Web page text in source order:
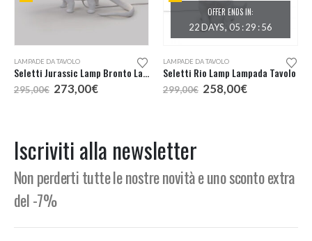
LAMPADE DA TAVOLO
Seletti Jurassic Lamp Bronto Lampada da Tavolo
295,00€ Il
prezzo
273,00€Il
OFFER ENDS IN:
22DAYS 05 :29 :56
LAMPADE DA TAVOLO
Seletti Rio Lamp Lampada Tavolo
299,00€ Il
prezzo
258,00€Il
Iscriviti alla newsletter
Non perderti tutte le nostre novità e uno sconto extra
del -7%